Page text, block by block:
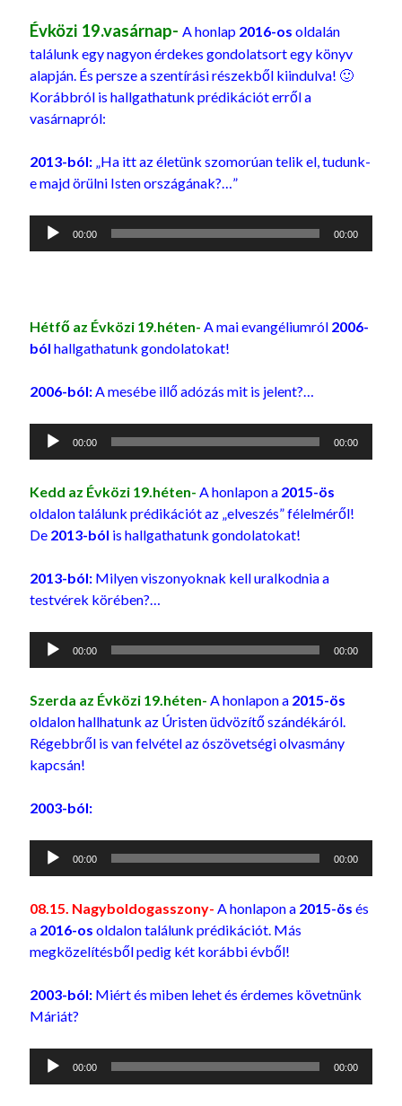
Évközi 19.vasárnap-A honlap 2016-os oldalán
találunk egy nagyon érdekes gondolatsort egy könyv
alapján. És persze a szentírási részekből kiindulva! 🙂
Korábbról is hallgathatunk prédikációt erről a
vasárnapról:
2013-ból: „Ha itt az életünk szomorúan telik el, tudunk-
e majd örülni Isten országának?…”
Audió
00:00 00:00
Hétfő az Évközi 19.héten- A mai evangéliumról 2006-
ból hallgathatunk gondolatokat!
2006-ból: A mesébe illő adózás mit is jelent?…
Audió
00:00 00:00
Kedd az Évközi 19.héten- A honlapon a 2015-ös
oldalon találunk prédikációt az „elveszés” félelméről!
De 2013-ból is hallgathatunk gondolatokat!
2013-ból: Milyen viszonyoknak kell uralkodnia a
testvérek körében?…
Audió
00:00 00:00
Szerda az Évközi 19.héten- A honlapon a 2015-ös
oldalon hallhatunk az Úristen üdvözítő szándékáról.
Régebbről is van felvétel az ószövetségi olvasmány
kapcsán!
2003-ból:
Audió
00:00 00:00
08.15. Nagyboldogasszony- A honlapon a 2015-ös és
a 2016-os oldalon találunk prédikációt. Más
megközelítésből pedig két korábbi évből!
2003-ból: Miért és miben lehet és érdemes követnünk
Máriát?
Audió
00:00 00:00